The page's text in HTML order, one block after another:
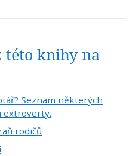
této knihy na
Seznam některých
extroverty.
rodičů